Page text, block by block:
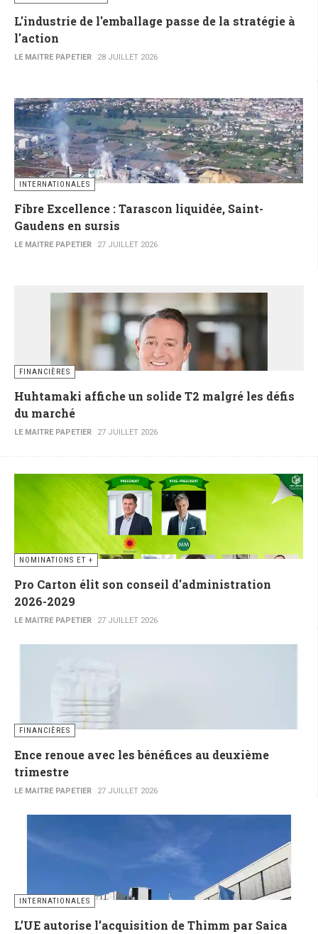
L'industrie de l'emballage passe de la stratégie à
l'action
LE MAITRE PAPETIER 28 JUILLET 2026
INTERNATIONALES
Fibre Excellence : Tarascon liquidée, Saint-
Gaudens en sursis
LE MAITRE PAPETIER 27 JUILLET 2026
FINANCIÈRES
Huhtamaki affiche un solide T2 malgré les défis
du marché
LE MAITRE PAPETIER 27 JUILLET 2026
NOMINATIONS ET +
Pro Carton élit son conseil d'administration
2026-2029
LE MAITRE PAPETIER 27 JUILLET 2026
FINANCIÈRES
Ence renoue avec les bénéfices au deuxième
trimestre
LE MAITRE PAPETIER 27 JUILLET 2026
INTERNATIONALES
L’UE autorise l’acquisition de Thimm par Saica